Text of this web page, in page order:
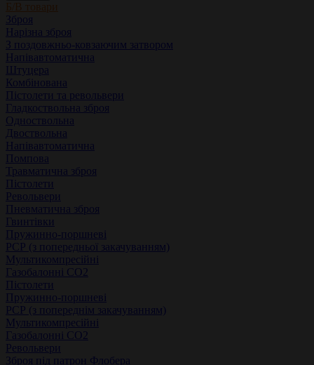
Б/В товари
Зброя
Нарізна зброя
З поздовжньо-ковзаючим затвором
Напівавтоматична
Штуцера
Комбінована
Пістолети та револьвери
Гладкоствольна зброя
Одноствольна
Двоствольна
Напівавтоматична
Помпова
Травматична зброя
Пістолети
Револьвери
Пневматична зброя
Гвинтівки
Пружинно-поршневі
РСР (з попередньої закачуванням)
Мультикомпресійні
Газобалонні СО2
Пістолети
Пружинно-поршневі
РСР (з попереднім закачуванням)
Мультикомпресійні
Газобалонні СО2
Револьвери
Зброя під патрон Флобера